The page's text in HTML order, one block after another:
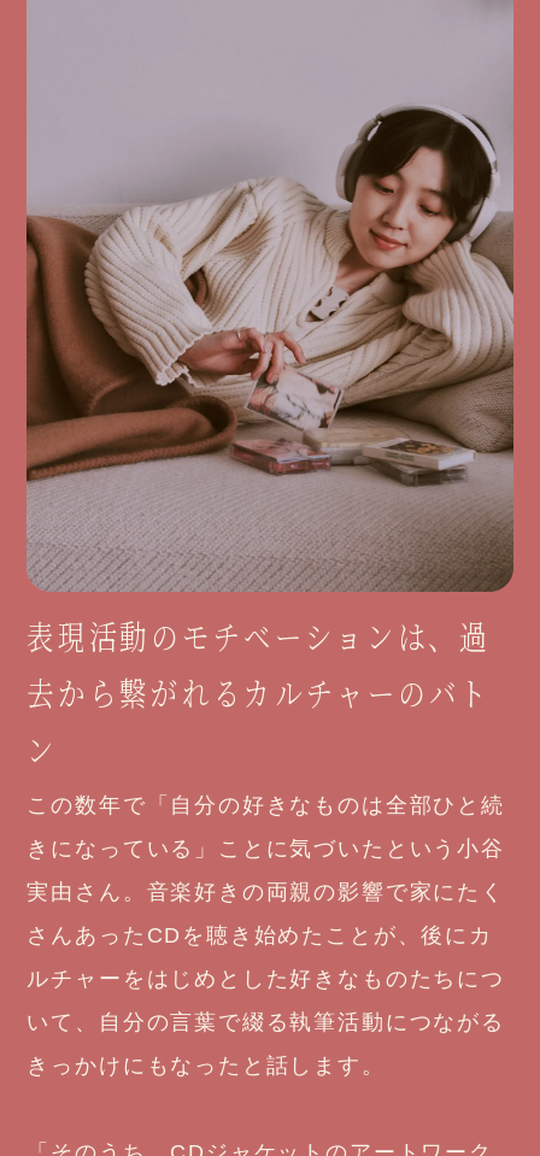
表現活動のモチベーションは、過
去から繋がれるカルチャーのバト
ン
この数年で「自分の好きなものは全部ひと続
きになっている」ことに気づいたという小谷
実由さん。音楽好きの両親の影響で家にたく
さんあったCDを聴き始めたことが、後にカ
ルチャーをはじめとした好きなものたちにつ
いて、自分の言葉で綴る執筆活動につながる
きっかけにもなったと話します。